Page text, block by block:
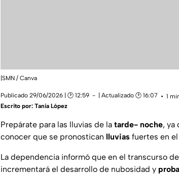
|SMN / Canva
Publicado 29/06/2026 | 🕑 12:59 | Actualizado 🕑 16:07
1
Escrito por: Tania López
Prepárate para las lluvias de la tarde- noche, ya
conocer que se pronostican lluvias fuertes en
La dependencia informó que en el transcurso
incrementará el desarrollo de nubosidad y